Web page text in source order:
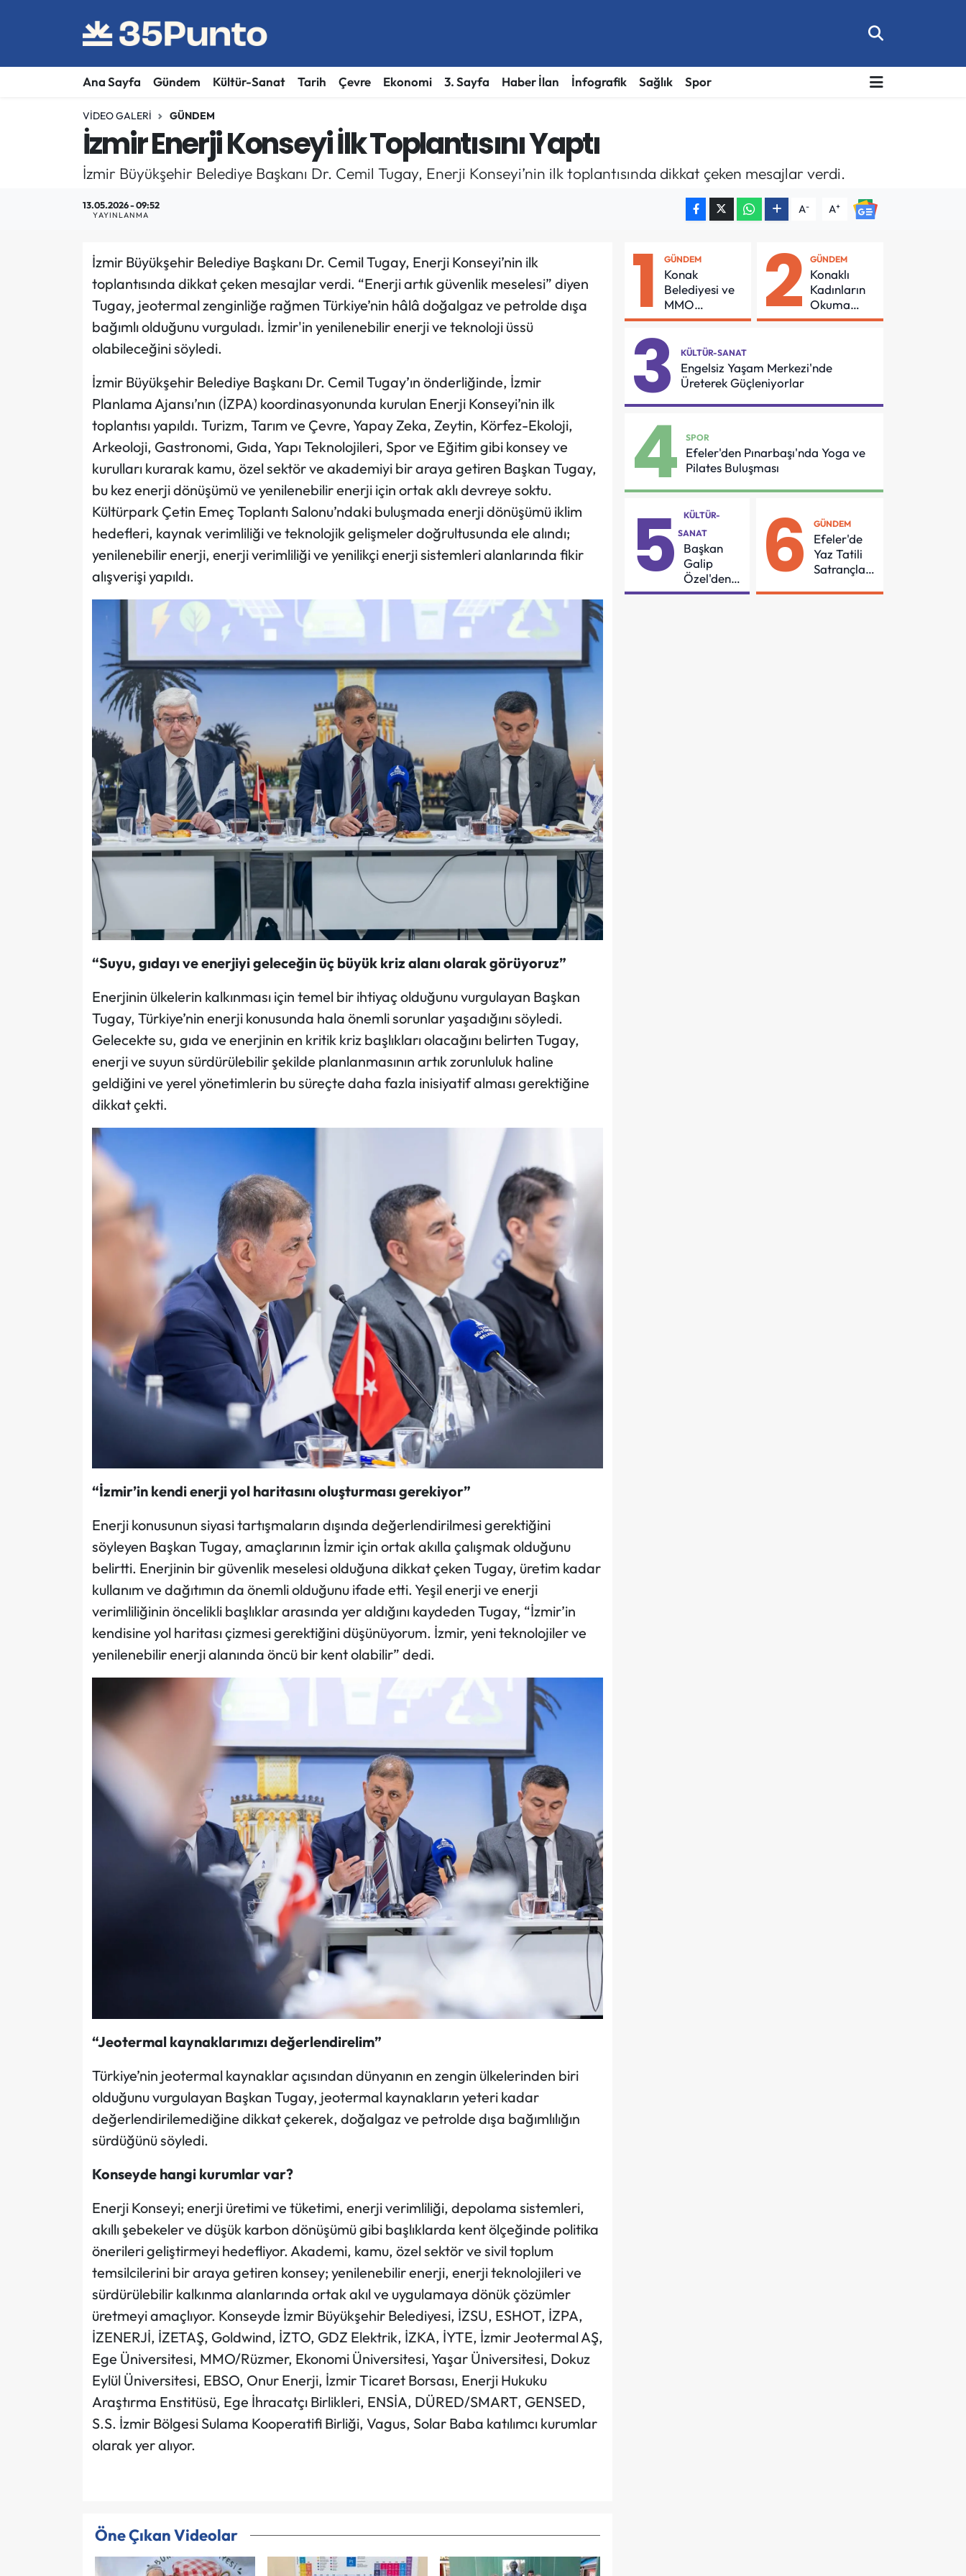
Ana Sayfa Gündem Kültür-Sanat Tarih Çevre Ekonomi 3. Sayfa Haber İlan İnfografik Sağlık Spor
VIDEO GALERI GÜNDEM
İzmir Enerji Konseyi İlk Toplantısını Yaptı
İzmir Büyükşehir Belediye Başkanı Dr. Cemil Tugay, Enerji Konseyi’nin ilk toplantısında dikkat çeken mesajlar verdi.
13.05.2026 - 09:52
YAYINLANMA A- A+
İzmir Büyükşehir Belediye Başkanı Dr. Cemil Tugay, Enerji Konseyi’nin ilk
toplantısında dikkat çeken mesajlar verdi. “Enerji artık güvenlik meselesi” diyen
Tugay, jeotermal zenginliğe rağmen Türkiye’nin hâlâ doğalgaz ve petrolde dışa
bağımlı olduğunu vurguladı. İzmir'in yenilenebilir enerji ve teknoloji üssü
olabileceğini söyledi.
İzmir Büyükşehir Belediye Başkanı Dr. Cemil Tugay’ın önderliğinde, İzmir
Planlama Ajansı’nın (İZPA) koordinasyonunda kurulan Enerji Konseyi’nin ilk
toplantısı yapıldı. Turizm, Tarım ve Çevre, Yapay Zeka, Zeytin, Körfez-Ekoloji,
Arkeoloji, Gastronomi, Gıda, Yapı Teknolojileri, Spor ve Eğitim gibi konsey ve
kurulları kurarak kamu, özel sektör ve akademiyi bir araya getiren Başkan Tugay,
bu kez enerji dönüşümü ve yenilenebilir enerji için ortak aklı devreye soktu.
Kültürpark Çetin Emeç Toplantı Salonu’ndaki buluşmada enerji dönüşümü iklim
hedefleri, kaynak verimliliği ve teknolojik gelişmeler doğrultusunda ele alındı;
yenilenebilir enerji, enerji verimliliği ve yenilikçi enerji sistemleri alanlarında fikir
alışverişi yapıldı.
“Suyu, gıdayı ve enerjiyi geleceğin üç büyük kriz alanı olarak görüyoruz”
Enerjinin ülkelerin kalkınması için temel bir ihtiyaç olduğunu vurgulayan Başkan
Tugay, Türkiye’nin enerji konusunda hala önemli sorunlar yaşadığını söyledi.
Gelecekte su, gıda ve enerjinin en kritik kriz başlıkları olacağını belirten Tugay,
enerji ve suyun sürdürülebilir şekilde planlanmasının artık zorunluluk haline
geldiğini ve yerel yönetimlerin bu süreçte daha fazla inisiyatif alması gerektiğine
dikkat çekti.
“İzmir’in kendi enerji yol haritasını oluşturması gerekiyor”
Enerji konusunun siyasi tartışmaların dışında değerlendirilmesi gerektiğini
söyleyen Başkan Tugay, amaçlarının İzmir için ortak akılla çalışmak olduğunu
belirtti. Enerjinin bir güvenlik meselesi olduğuna dikkat çeken Tugay, üretim kadar
kullanım ve dağıtımın da önemli olduğunu ifade etti. Yeşil enerji ve enerji
verimliliğinin öncelikli başlıklar arasında yer aldığını kaydeden Tugay, “İzmir’in
kendisine yol haritası çizmesi gerektiğini düşünüyorum. İzmir, yeni teknolojiler ve
yenilenebilir enerji alanında öncü bir kent olabilir” dedi.
“Jeotermal kaynaklarımızı değerlendirelim”
Türkiye’nin jeotermal kaynaklar açısından dünyanın en zengin ülkelerinden biri
olduğunu vurgulayan Başkan Tugay, jeotermal kaynakların yeteri kadar
değerlendirilemediğine dikkat çekerek, doğalgaz ve petrolde dışa bağımlılığın
sürdüğünü söyledi.
Konseyde hangi kurumlar var?
Enerji Konseyi; enerji üretimi ve tüketimi, enerji verimliliği, depolama sistemleri,
akıllı şebekeler ve düşük karbon dönüşümü gibi başlıklarda kent ölçeğinde politika
önerileri geliştirmeyi hedefliyor. Akademi, kamu, özel sektör ve sivil toplum
temsilcilerini bir araya getiren konsey; yenilenebilir enerji, enerji teknolojileri ve
sürdürülebilir kalkınma alanlarında ortak akıl ve uygulamaya dönük çözümler
üretmeyi amaçlıyor. Konseyde İzmir Büyükşehir Belediyesi, İZSU, ESHOT, İZPA,
İZENERJİ, İZETAŞ, Goldwind, İZTO, GDZ Elektrik, İZKA, İYTE, İzmir Jeotermal AŞ,
Ege Üniversitesi, MMO/Rüzmer, Ekonomi Üniversitesi, Yaşar Üniversitesi, Dokuz
Eylül Üniversitesi, EBSO, Onur Enerji, İzmir Ticaret Borsası, Enerji Hukuku
Araştırma Enstitüsü, Ege İhracatçı Birlikleri, ENSİA, DÜRED/SMART, GENSED,
S.S. İzmir Bölgesi Sulama Kooperatifi Birliği, Vagus, Solar Baba katılımcı kurumlar
olarak yer alıyor.
Öne Çıkan Videolar
1 GÜNDEM
Konak
Belediyesi ve
MMO
Arasında
Güvenliği İçin
Önemli
Protokol
2 GÜNDEM
Konaklı
Kadınların
Okuma
Azmi Örnek
3 KÜLTÜR-SANAT
Engelsiz Yaşam Merkezi'nde
Üreterek Güçleniyorlar
4 SPOR
Efeler'den Pınarbaşı'nda Yoga ve
Pilates Buluşması
5
KÜLTÜR-
SANAT
Başkan
Galip
Özel'den
55
6 GÜNDEM
Efeler'de
Yaz Tatili
Satrançla